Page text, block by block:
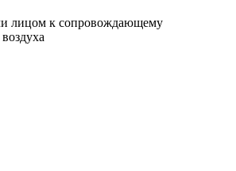
лицом к сопровождающему